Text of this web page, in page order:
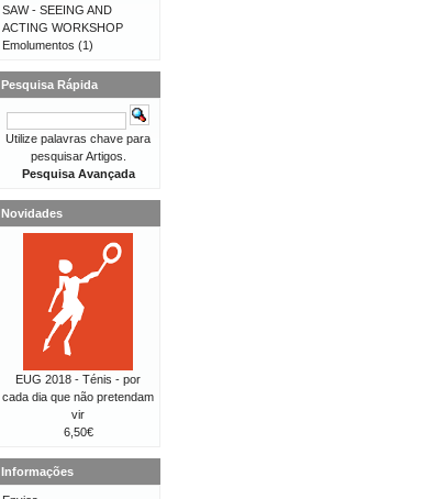
SAW - SEEING AND
ACTING WORKSHOP
Emolumentos (1)
Pesquisa Rápida
Utilize palavras chave para
pesquisar Artigos.
Pesquisa Avançada
Novidades
EUG 2018 - Ténis - por
cada dia que não pretendam
vir
6,50€
Informações